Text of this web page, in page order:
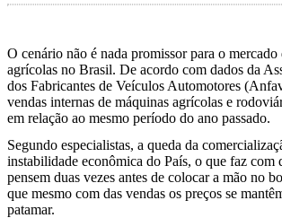
O cenário não é nada promissor para o mercado
agrícolas no Brasil. De acordo com dados da
dos Fabricantes de Veículos Automotores
vendas internas de máquinas agrícolas e
em relação ao mesmo período do ano passado.
Segundo especialistas, a queda da
instabilidade econômica do País, o que faz com
pensem duas vezes antes de colocar a mão no
que mesmo com das vendas os preços se
patamar.